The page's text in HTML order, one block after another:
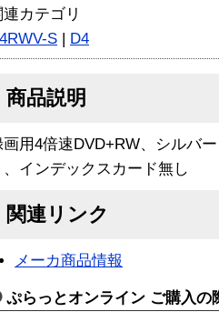
連カテゴリ
S | D4
商品説明
画用4倍速DVD+RW、シルバ
、インデックスカード無し
関連リンク
メーカ商品情報
ぷらっとオンライン ご購入の